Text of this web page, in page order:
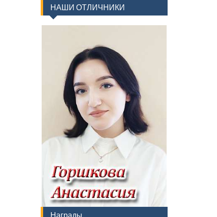
НАШИ ОТЛИЧНИКИ
Награды